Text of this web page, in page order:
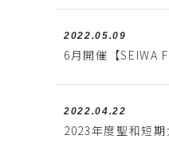
2022.05.09
6月開催【SEIWA
2022.04.22
2023年度聖和短